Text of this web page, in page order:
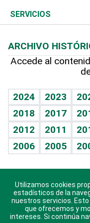
Resto del mundo
Economía personal
Podcast Arte Libre
Hablando con el
Vida y familia
Eñe
Celebrando la vida
Sin complejos
En pocas palabras
Escuchando al corazón
Economía Personal
Más deportes
Línea de hit
TBT Deportivo
Columnistas
Más firmas
Cambio climático
Opinión
Hecho en casa
Guía del dinero
SERVICIOS
Cumpleaños
Horóscopos
Crucigramas
ARCHIVO
Accede al
2024 2023
2018
2017
2012
2011
2006
2005
Descarga nuestras
Utilizamos cookies
estadísticos de la
nuestros servicios.
que ofrecemos y
intereses. Si continúa